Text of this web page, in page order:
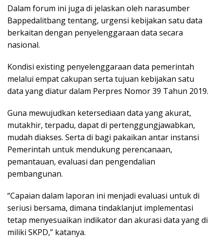
Dalam forum ini juga di jelaskan oleh narasumber
Bappedalitbang tentang, urgensi kebijakan satu data
berkaitan dengan penyelenggaraan data secara
nasional.
Kondisi existing penyelenggaraan data pemerintah
melalui empat cakupan serta tujuan kebijakan satu
data yang diatur dalam Perpres Nomor 39 Tahun 2019.
Guna mewujudkan ketersediaan data yang akurat,
mutakhir, terpadu, dapat di pertenggungjawabkan,
mudah diakses. Serta di bagi pakaikan antar instansi
Pemerintah untuk mendukung perencanaan,
pemantauan, evaluasi dan pengendalian
pembangunan.
“Capaian dalam laporan ini menjadi evaluasi untuk di
seriusi bersama, dimana tindaklanjut implementasi
tetap menyesuaikan indikator dan akurasi data yang di
miliki SKPD,” katanya.